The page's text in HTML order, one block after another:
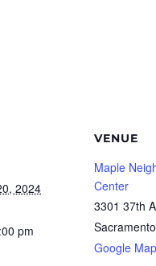
2024
pm
VENUE
Maple
Center
3301 37th
Sacramento
Google Map